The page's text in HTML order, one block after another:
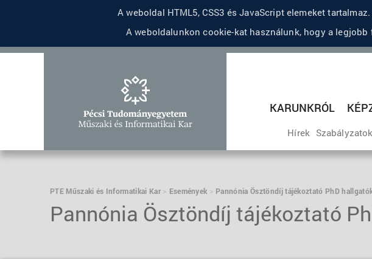
A weboldal HTML5, CSS3 és JavaScript elemeket
A weboldalunkon cookie-kat használunk, hogy a
KARUNKRÓL
Hírek Szabályzatok
PTE Műszaki és Informatikai Kar Események Pannónia Ösztöndíj tájékoztató PhD
Pannónia Ösztöndíj tájékoztató